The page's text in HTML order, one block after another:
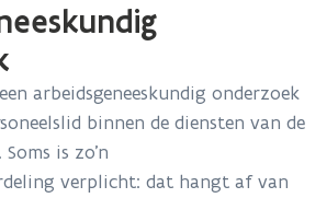
arbeidsgeneeskundig onderzoek
binnen de diensten van de
is zo’n
verplicht: dat hangt af van